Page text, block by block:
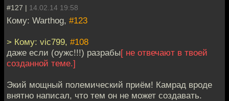
#127 | 14.02.14 19:58
Кому: Warthog, #123
> Кому: vic799, #108
даже если (оужс!!!) разрабы[ не отвечают в твоей
созданной теме.]
Экий мощный полемический приём! Камрад вроде
внятно написал, что тем он не может создавать.